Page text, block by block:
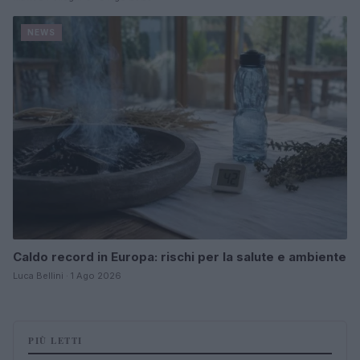
Caldo record in Europa: rischi per la salute e ambiente
Luca Bellini · 1 Ago 2026
PIÙ LETTI